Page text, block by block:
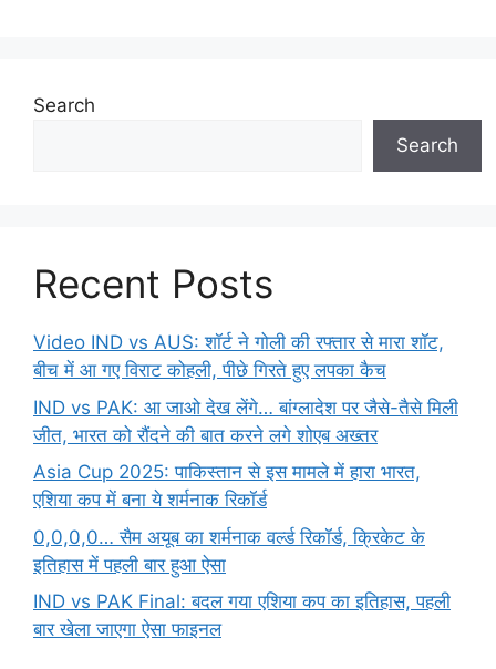
Search
Search
Recent Posts
Video IND vs AUS: शॉर्ट ने गोली की रफ्तार से मारा शॉट,
बीच में आ गए विराट कोहली, पीछे गिरते हुए लपका कैच
IND vs PAK: आ जाओ देख लेंगे… बांग्लादेश पर जैसे-तैसे मिली
जीत, भारत को रौंदने की बात करने लगे शोएब अख्तर
Asia Cup 2025: पाकिस्तान से इस मामले में हारा भारत,
एशिया कप में बना ये शर्मनाक रिकॉर्ड
0,0,0,0… सैम अयूब का शर्मनाक वर्ल्ड रिकॉर्ड, क्रिकेट के
इतिहास में पहली बार हुआ ऐसा
IND vs PAK Final: बदल गया एशिया कप का इतिहास, पहली
बार खेला जाएगा ऐसा फाइनल